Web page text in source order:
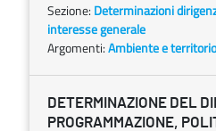
Sezione: Determinazioni
interesse generale
Argomenti:Ambiente e territorio
DETERMINAZIONE DEL
PROGRAMMAZIONE,